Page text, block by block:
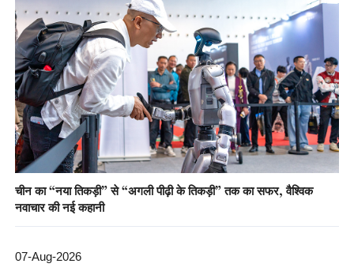
चीन का “नया तिकड़ी” से “अगली पीढ़ी के तिकड़ी” तक का सफर, वैश्विक
नवाचार की नई कहानी
07-Aug-2026